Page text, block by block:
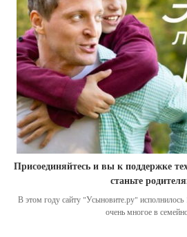
Присоединяйтесь и вы к поддержке
станьте
В этом году сайту "Усыновите.ру"
очень многое в